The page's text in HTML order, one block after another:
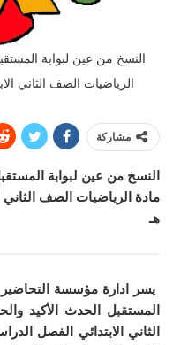
النسخ من عين لبوابة
الرياضيات الصف الثاني
مشاركة
النسخ من عين لبوابة
هـ
يسر ادارة مؤسسة التحاضير
المستقبل الحدث الأكيد
الثاني الابتدائي الفصل الدراسي